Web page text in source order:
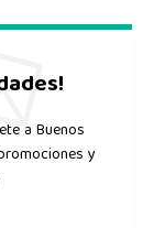
a Buenos
y